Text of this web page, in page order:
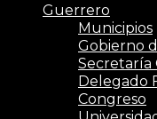
Guerrero
Municipios
Gobierno
Secretaría
Delegado
Congreso